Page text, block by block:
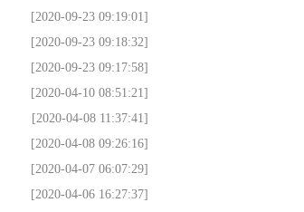
[2020-09-23 09:19:01]
[2020-09-23 09:18:32]
[2020-09-23 09:17:58]
[2020-04-10 08:51:21]
[2020-04-08 11:37:41]
[2020-04-08 09:26:16]
[2020-04-07 06:07:29]
[2020-04-06 16:27:37]